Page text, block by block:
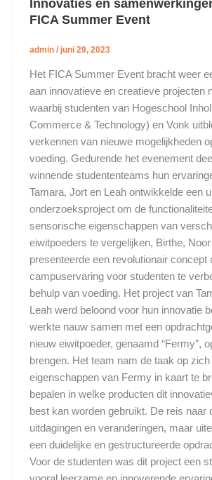
Innovaties en
FICA Summer Event
admin /juni 29, 2023
Het FICA Summer Event bracht weer
aan innovatieve en creatieve projecten
waarbij studenten van Hogeschool
Commerce & Technology) en Vonk
verkennen van nieuwe mogelijkheden
voeding. Gedurende het evenement
winnende studententeams hun
Tamara, Jort en Leah ontwikkelde een
onderzoeksproject om de
sensorische eigenschappen van
eiwitpoeders te vergelijken, Birthe,
presenteerde een revolutionair concept
campuservaring voor studenten te
behulp van voeding. Het project van
Leah werd beloond voor hun innovatie
werkte nauw samen met een
nieuw eiwitpoeder, genaamd “Fermy”,
brengen. Het team nam de taak op
eigenschappen van Fermy in kaart te
bepalen in welke producten dit
best kan worden gebruikt. De reis naar
uitdagingen en veranderingen, maar
een duidelijke en gestructureerde
Voor de studenten was dit project een